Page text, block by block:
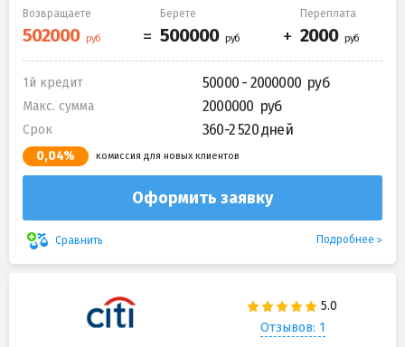
Возвращаете Берете Переплата
1й кредит 50000 - 2000000
Макс. сумма 2000000
Срок 360-2 520 дней
0,04% комиссия для новых клиентов
Оформить заявку
Сравнить Подробнее
Отзывов: 1